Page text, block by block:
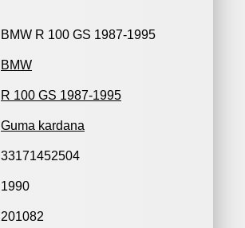
BMW R 100 GS 1987-1995
BMW
R 100 GS 1987-1995
Guma kardana
33171452504
1990
201082